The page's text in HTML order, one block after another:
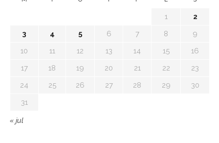
1
2
3
4 5 6 7 8
9
10
11 12 13 14 15
16
17
18 19 20 21 22
23
24
25 26 27 28 29
30
31
« jul